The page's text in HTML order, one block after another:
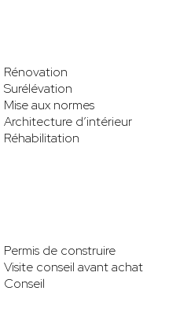
Rénovation
Surélévation
Mise aux normes
Architecture d’intérieur
Réhabilitation
Permis de construire
Visite conseil avant achat
Conseil